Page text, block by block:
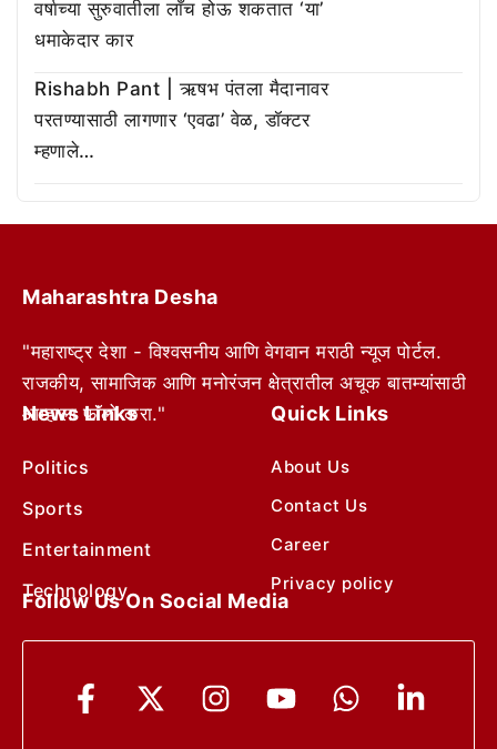
वर्षाच्या सुरुवातीला लाँच होऊ शकतात ‘या’
धमाकेदार कार
Rishabh Pant | ऋषभ पंतला मैदानावर
परतण्यासाठी लागणार ‘एवढा’ वेळ, डॉक्टर
म्हणाले…
Maharashtra Desha
"महाराष्ट्र देशा - विश्वसनीय आणि वेगवान मराठी न्यूज पोर्टल.
राजकीय, सामाजिक आणि मनोरंजन क्षेत्रातील अचूक बातम्यांसाठी
आम्हाला फॉलो करा."
News Links
Politics
Sports
Entertainment
Technology
Quick Links
About Us
Contact Us
Career
Privacy policy
Follow Us On Social Media